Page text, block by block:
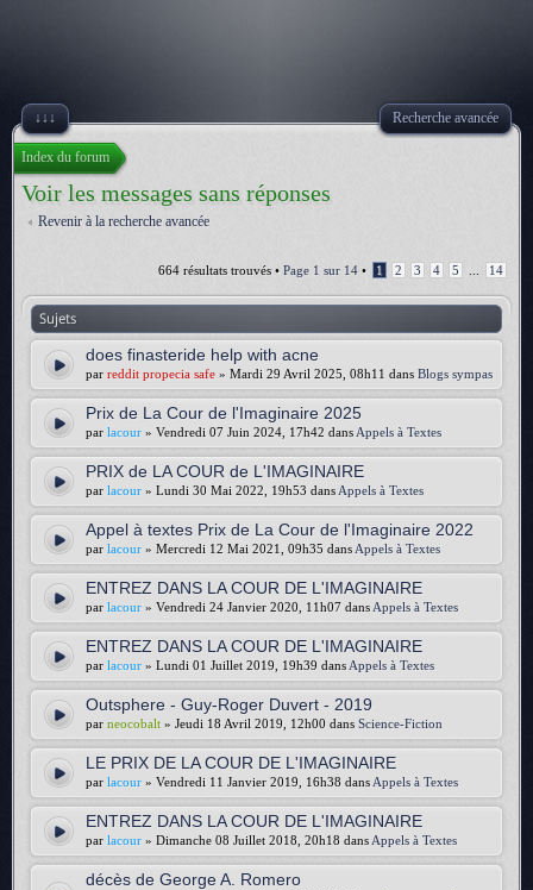
↓↓↓ Recherche avancée
Index du forum
Voir les messages sans réponses
Revenir à la recherche avancée
664 résultats trouvés • Page 1 sur 14 • 1 2 3 4 5 14
Sujets
does finasteride help with acne
par reddit propecia safe » Mardi 29 Avril 2025, 08h11 dans Blogs sympas
Prix de La Cour de l'Imaginaire 2025
par lacour » Vendredi 07 Juin 2024, 17h42 dans Appels à Textes
PRIX de LA COUR de L'IMAGINAIRE
par lacour » Lundi 30 Mai 2022, 19h53 dans Appels à Textes
Appel à textes Prix de La Cour de l'Imaginaire 2022
par lacour » Mercredi 12 Mai 2021, 09h35 dans Appels à Textes
ENTREZ DANS LA COUR DE L'IMAGINAIRE
par lacour » Vendredi 24 Janvier 2020, 11h07 dans Appels à Textes
ENTREZ DANS LA COUR DE L'IMAGINAIRE
par lacour » Lundi 01 Juillet 2019, 19h39 dans Appels à Textes
Outsphere - Guy-Roger Duvert - 2019
par neocobalt » Jeudi 18 Avril 2019, 12h00 dans Science-Fiction
LE PRIX DE LA COUR DE L'IMAGINAIRE
par lacour » Vendredi 11 Janvier 2019, 16h38 dans Appels à Textes
ENTREZ DANS LA COUR DE L'IMAGINAIRE
par lacour » Dimanche 08 Juillet 2018, 20h18 dans Appels à Textes
décès de George A. Romero